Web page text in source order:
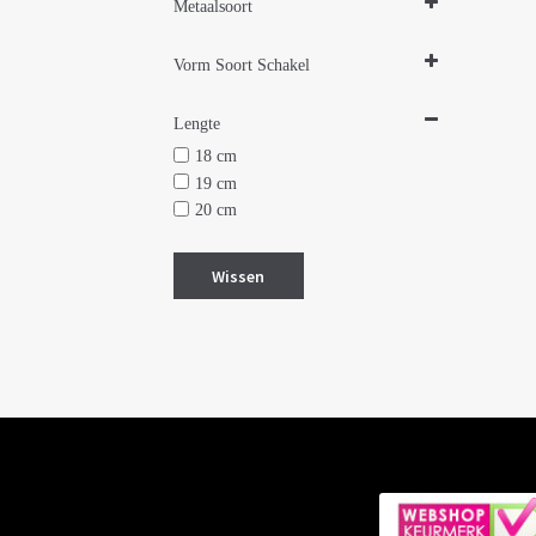
Metaalsoort
Vorm Soort Schakel
Lengte
18 cm
19 cm
20 cm
Wissen